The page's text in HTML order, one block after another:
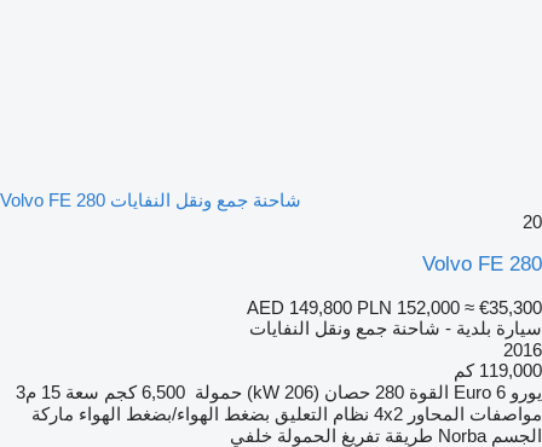
شاحنة جمع ونقل النفايات Volvo FE 280
20
Volvo FE 280
AED 149,800 PLN 152,000 ≈ €35,300
سيارة بلدية - شاحنة جمع ونقل النفايات
2016
119,000 كم
يورو Euro 6 القوة 280 حصان (206 kW) حمولة 6,500 كجم سعة 15 م3
مواصفات المحاور 4x2 نظام التعليق بضغط الهواء/بضغط الهواء ماركة
الجسم Norba طريقة تفريغ الحمولة خلفي